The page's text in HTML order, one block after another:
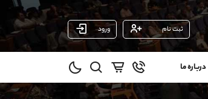
ثبت نام ورود
درباره ما
(یوسف فرخنده)
09194198792
شروع گفتگو